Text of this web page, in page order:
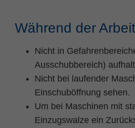
Während der
Nicht in
Ausschubbereich)
Nicht bei laufender
Einschuböffnung sehen.
Um bei Maschinen mit
Einzugswalze ein